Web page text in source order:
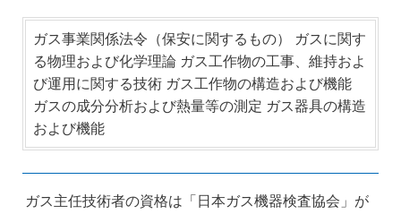
ガス事業関係法令（保安に関するもの） ガスに関す
る物理および化学理論 ガス工作物の工事、維持およ
び運用に関する技術 ガス工作物の構造および機能
ガスの成分分析および熱量等の測定 ガス器具の構造
および機能
ガス主任技術者の資格は「日本ガス機器検査協会」が